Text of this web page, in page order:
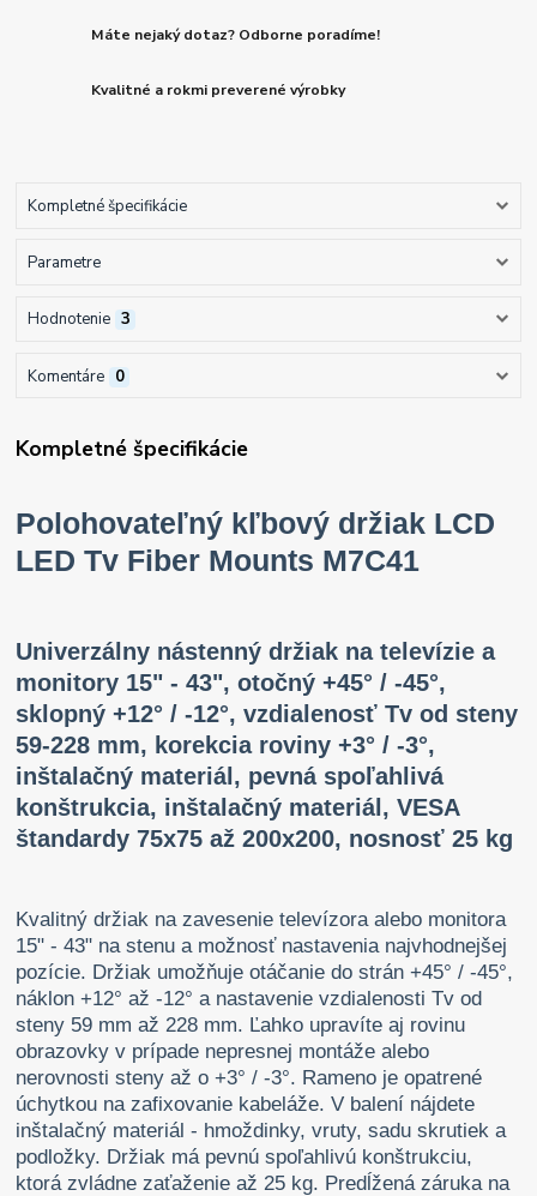
Máte nejaký dotaz? Odborne poradíme!
Kvalitné a rokmi preverené výrobky
Kompletné špecifikácie
Parametre
Hodnotenie 3
Komentáre 0
Kompletné špecifikácie
Polohovateľný kľbový držiak LCD
LED Tv Fiber Mounts M7C41
Univerzálny nástenný držiak na televízie a
monitory 15" - 43", otočný +45° / -45°,
sklopný +12° / -12°, vzdialenosť Tv od steny
59-228 mm, korekcia roviny +3° / -3°,
inštalačný materiál, pevná spoľahlivá
konštrukcia, inštalačný materiál, VESA
štandardy 75x75 až 200x200, nosnosť 25 kg
Kvalitný držiak na zavesenie televízora alebo monitora
15" - 43" na stenu a možnosť nastavenia najvhodnejšej
pozície. Držiak umožňuje otáčanie do strán +45° / -45°,
náklon +12° až -12° a nastavenie vzdialenosti Tv od
steny 59 mm až 228 mm. Ľahko upravíte aj rovinu
obrazovky v prípade nepresnej montáže alebo
nerovnosti steny až o +3° / -3°. Rameno je opatrené
úchytkou na zafixovanie kabeláže. V balení nájdete
inštalačný materiál - hmoždinky, vruty, sadu skrutiek a
podložky. Držiak má pevnú spoľahlivú konštrukciu,
ktorá zvládne zaťaženie až 25 kg. Predĺžená záruka na